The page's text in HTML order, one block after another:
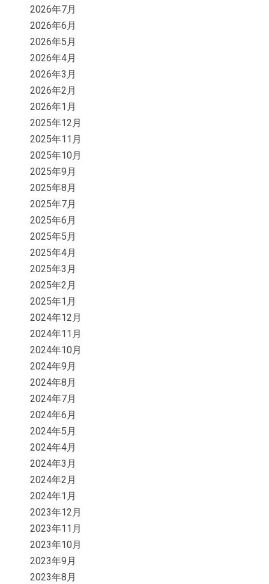
2026年7月
2026年6月
2026年5月
2026年4月
2026年3月
2026年2月
2026年1月
2025年12月
2025年11月
2025年10月
2025年9月
2025年8月
2025年7月
2025年6月
2025年5月
2025年4月
2025年3月
2025年2月
2025年1月
2024年12月
2024年11月
2024年10月
2024年9月
2024年8月
2024年7月
2024年6月
2024年5月
2024年4月
2024年3月
2024年2月
2024年1月
2023年12月
2023年11月
2023年10月
2023年9月
2023年8月